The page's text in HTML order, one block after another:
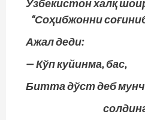
Ўзбекистон халқ
“Соҳибжонни
Ажал деди:
— Кўп куйинма, бас,
Битта дўст деб